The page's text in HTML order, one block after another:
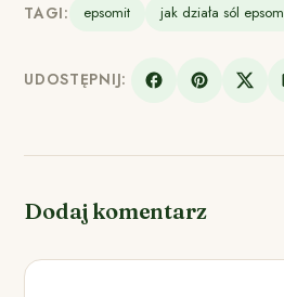
TAGI: epsomit jak działa sól epsom
UDOSTĘPNIJ:
Dodaj komentarz